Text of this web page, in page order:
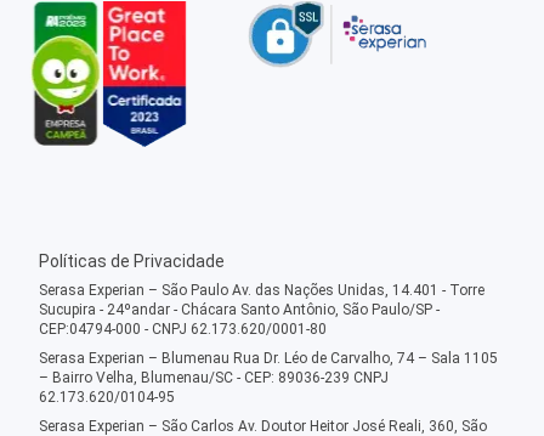
Políticas de Privacidade
Serasa Experian – São Paulo Av. das Nações Unidas, 14.401 - Torre
Sucupira - 24ºandar - Chácara Santo Antônio, São Paulo/SP -
CEP:04794-000 - CNPJ 62.173.620/0001-80
Serasa Experian – Blumenau Rua Dr. Léo de Carvalho, 74 – Sala 1105
– Bairro Velha, Blumenau/SC - CEP: 89036-239 CNPJ
62.173.620/0104-95
Serasa Experian – São Carlos Av. Doutor Heitor José Reali, 360, São